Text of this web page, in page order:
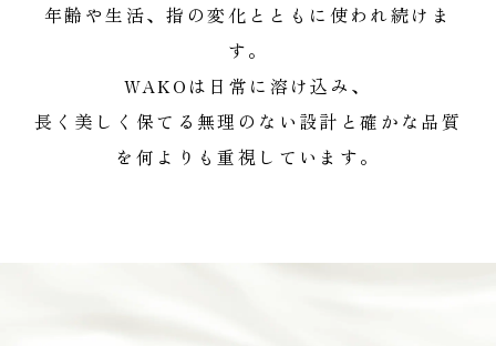
年齢や生活、指の変化とともに使われ続けま
す。
WAKOは日常に溶け込み、
長く美しく保てる無理のない設計と確かな品質
を何よりも重視しています。